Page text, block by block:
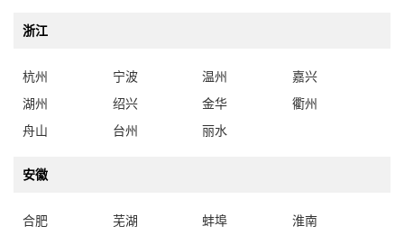
浙江
杭州 宁波 温州
嘉兴
湖州
绍兴 金华
衢州
舟山
台州 丽水
安徽
合肥 芜湖 蚌埠
淮南